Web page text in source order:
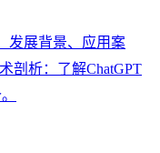
发展背景、应用案
剖析：了解ChatGPT